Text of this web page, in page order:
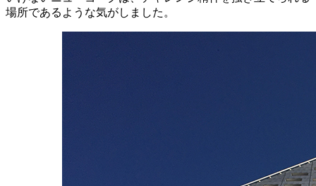
場所であるような気がしました。